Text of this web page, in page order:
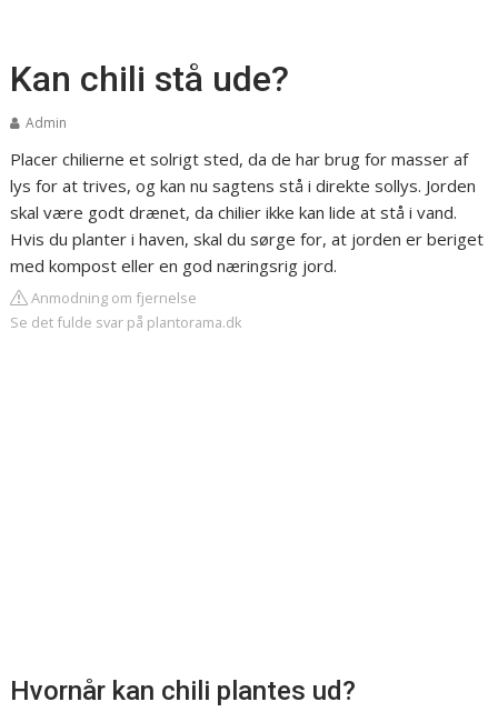
Kan chili stå ude?
Admin
Placer chilierne et solrigt sted, da de har brug for masser af
lys for at trives, og kan nu sagtens stå i direkte sollys. Jorden
skal være godt drænet, da chilier ikke kan lide at stå i vand.
Hvis du planter i haven, skal du sørge for, at jorden er beriget
med kompost eller en god næringsrig jord.
Anmodning om fjernelse
Se det fulde svar på plantorama.dk
Hvornår kan chili plantes ud?